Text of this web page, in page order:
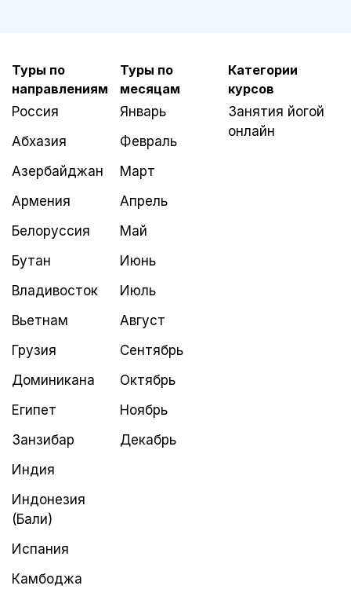
Туры по
направлениям
Россия
Абхазия
Азербайджан
Армения
Белоруссия
Бутан
Владивосток
Вьетнам
Грузия
Доминикана
Египет
Занзибар
Индия
Индонезия
(Бали)
Испания
Камбоджа
Туры по
месяцам
Январь
Февраль
Март
Апрель
Май
Июнь
Июль
Август
Сентябрь
Октябрь
Ноябрь
Декабрь
Категории
курсов
Занятия йогой
онлайн